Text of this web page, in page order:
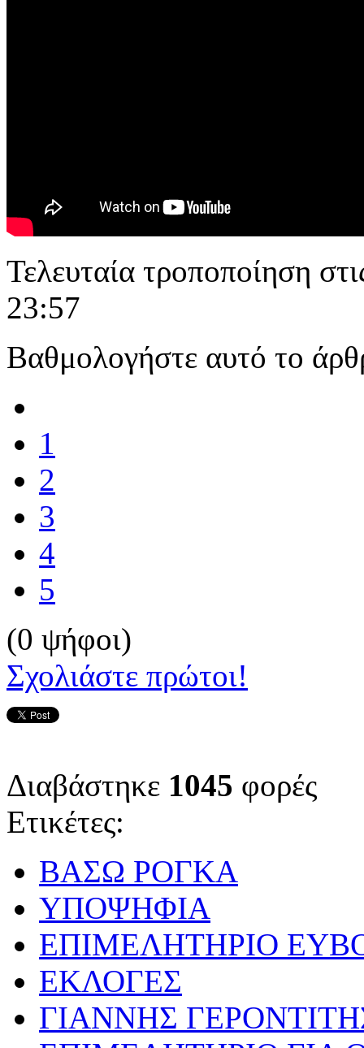
Τελευταία τροποποίηση
23:57
Βαθμολογήστε αυτό το
1
2
3
4
5
(0 ψήφοι)
Σχολιάστε πρώτοι!
Διαβάστηκε 1045 φορές
Ετικέτες:
ΒΑΣΩ ΡΟΓΚΑ
ΥΠΟΨΗΦΙΑ
ΕΠΙΜΕΛΗΤΗΡΙΟ
ΕΚΛΟΓΕΣ
ΓΙΑΝΝΗΣ